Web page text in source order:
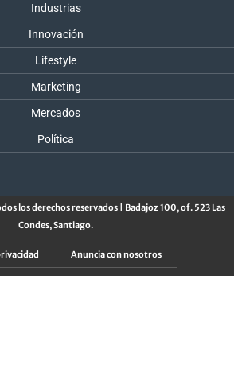
Industrias
Innovación
Lifestyle
Marketing
Mercados
Política
los derechos reservados | Badajoz 100, of. 523 Las
Condes, Santiago.
Anuncia con nosotros